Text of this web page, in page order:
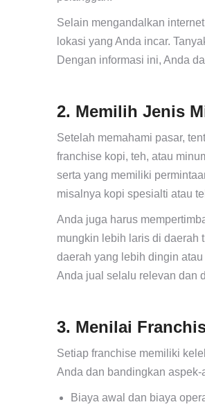
Selain mengandalkan
lokasi yang Anda incar.
Dengan informasi ini, Anda
2. Memilih Jenis
Setelah memahami pasar,
franchise kopi, teh, atau
serta yang memiliki
misalnya kopi spesialti atau
Anda juga harus
mungkin lebih laris di daerah
daerah yang lebih dingin
Anda jual selalu relevan dan
3. Menilai
Setiap franchise memiliki
Anda dan bandingkan
Biaya awal dan biaya